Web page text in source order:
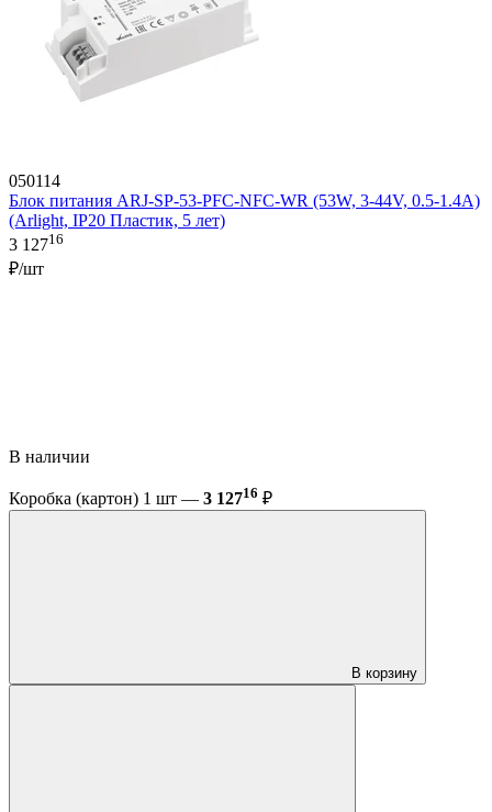
050114
Блок питания ARJ-SP-53-PFC-NFC-WR (53W, 3-44V, 0.5-1.4A)
(Arlight, IP20 Пластик, 5 лет)
3 12716
₽/шт
В наличии
Коробка (картон) 1 шт — 3 12716 ₽
В корзину